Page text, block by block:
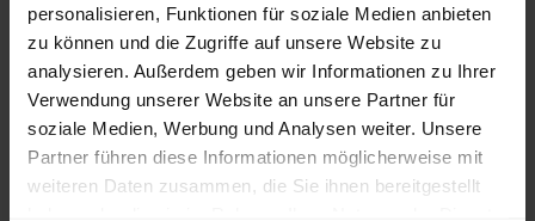
personalisieren, Funktionen für soziale Medien anbieten
zu können und die Zugriffe auf unsere Website zu
analysieren. Außerdem geben wir Informationen zu Ihrer
Verwendung unserer Website an unsere Partner für
soziale Medien, Werbung und Analysen weiter. Unsere
Partner führen diese Informationen möglicherweise mit
weiteren Daten zusammen, die Sie ihnen bereitgestellt
lose Ware Sackware
September
2025
Januar
2026
Mai
2026
250 €